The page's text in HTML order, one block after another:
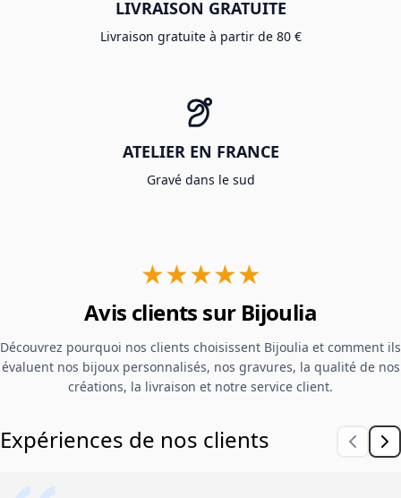
LIVRAISON GRATUITE
Livraison gratuite à partir de 80 €
ATELIER EN FRANCE
Gravé dans le sud
★★★★★
Avis clients sur Bijoulia
Découvrez pourquoi nos clients choisissent Bijoulia et comment ils
évaluent nos bijoux personnalisés, nos gravures, la qualité de nos
créations, la livraison et notre service client.
Expériences de nos clients